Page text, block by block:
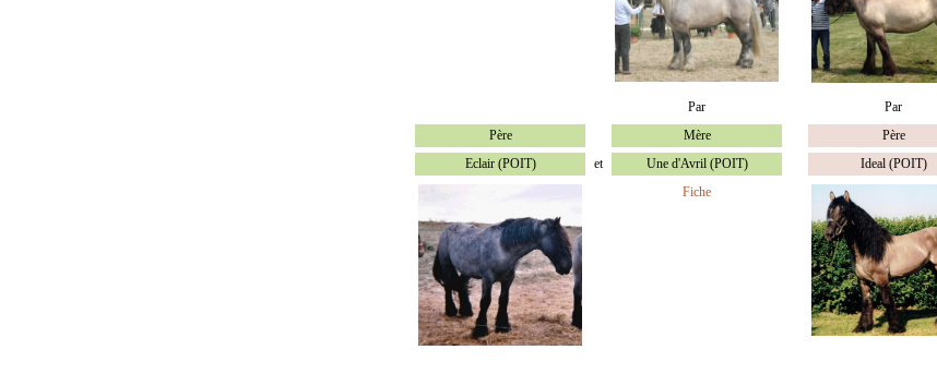
Par
Par
Père
Mère Père
Eclair (POIT)
et Une d'Avril (POIT) Ideal (POIT)
Fiche